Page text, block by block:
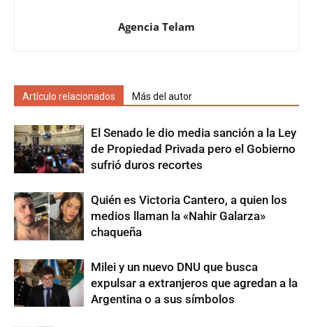
Agencia Telam
Artículo relacionados Más del autor
El Senado le dio media sanción a la Ley
de Propiedad Privada pero el Gobierno
sufrió duros recortes
Quién es Victoria Cantero, a quien los
medios llaman la «Nahir Galarza»
chaqueña
Milei y un nuevo DNU que busca
expulsar a extranjeros que agredan a la
Argentina o a sus símbolos